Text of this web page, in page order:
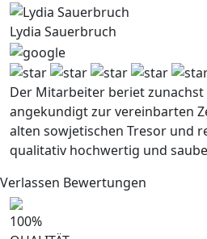
Lydia Sauerbruch
Der Mitarbeiter beriet zunachst
angekundigt zur vereinbarten
alten sowjetischen Tresor und
qualitativ hochwertig und
Verlassen Bewertungen
100%